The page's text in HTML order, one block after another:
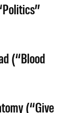
(“Blood
(“Give